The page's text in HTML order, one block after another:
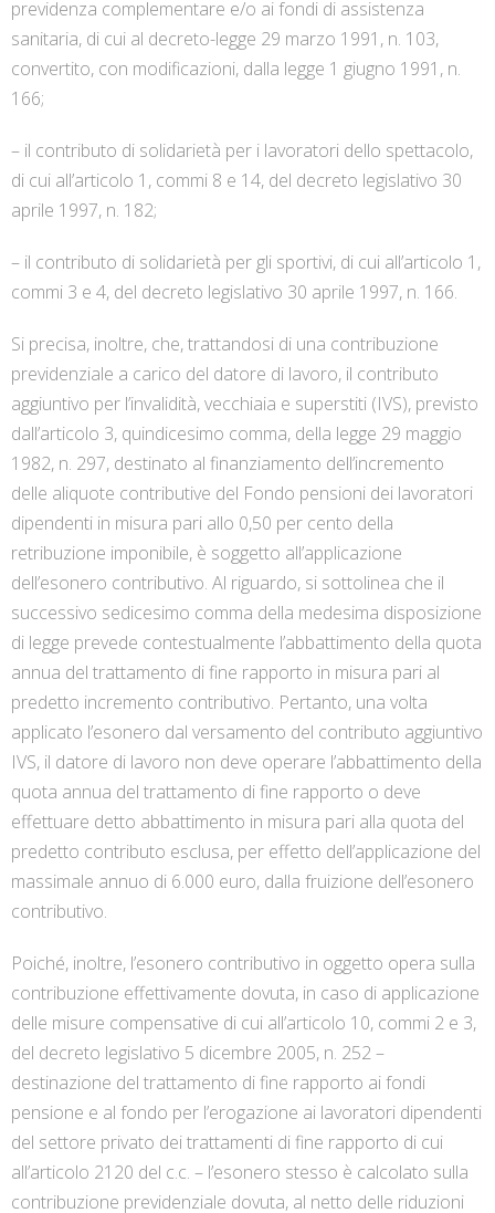
previdenza complementare e/o ai fondi di assistenza
sanitaria, di cui al decreto-legge 29 marzo 1991, n. 103,
convertito, con modificazioni, dalla legge 1 giugno 1991, n.
166;
– il contributo di solidarietà per i lavoratori dello spettacolo,
di cui all’articolo 1, commi 8 e 14, del decreto legislativo 30
aprile 1997, n. 182;
– il contributo di solidarietà per gli sportivi, di cui all’articolo 1,
commi 3 e 4, del decreto legislativo 30 aprile 1997, n. 166.
Si precisa, inoltre, che, trattandosi di una contribuzione
previdenziale a carico del datore di lavoro, il contributo
aggiuntivo per l’invalidità, vecchiaia e superstiti (IVS), previsto
dall’articolo 3, quindicesimo comma, della legge 29 maggio
1982, n. 297, destinato al finanziamento dell’incremento
delle aliquote contributive del Fondo pensioni dei lavoratori
dipendenti in misura pari allo 0,50 per cento della
retribuzione imponibile, è soggetto all’applicazione
dell’esonero contributivo. Al riguardo, si sottolinea che il
successivo sedicesimo comma della medesima disposizione
di legge prevede contestualmente l’abbattimento della quota
annua del trattamento di fine rapporto in misura pari al
predetto incremento contributivo. Pertanto, una volta
applicato l’esonero dal versamento del contributo aggiuntivo
IVS, il datore di lavoro non deve operare l’abbattimento della
quota annua del trattamento di fine rapporto o deve
effettuare detto abbattimento in misura pari alla quota del
predetto contributo esclusa, per effetto dell’applicazione del
massimale annuo di 6.000 euro, dalla fruizione dell’esonero
contributivo.
Poiché, inoltre, l’esonero contributivo in oggetto opera sulla
contribuzione effettivamente dovuta, in caso di applicazione
delle misure compensative di cui all’articolo 10, commi 2 e 3,
del decreto legislativo 5 dicembre 2005, n. 252 –
destinazione del trattamento di fine rapporto ai fondi
pensione e al fondo per l’erogazione ai lavoratori dipendenti
del settore privato dei trattamenti di fine rapporto di cui
all’articolo 2120 del c.c. – l’esonero stesso è calcolato sulla
contribuzione previdenziale dovuta, al netto delle riduzioni